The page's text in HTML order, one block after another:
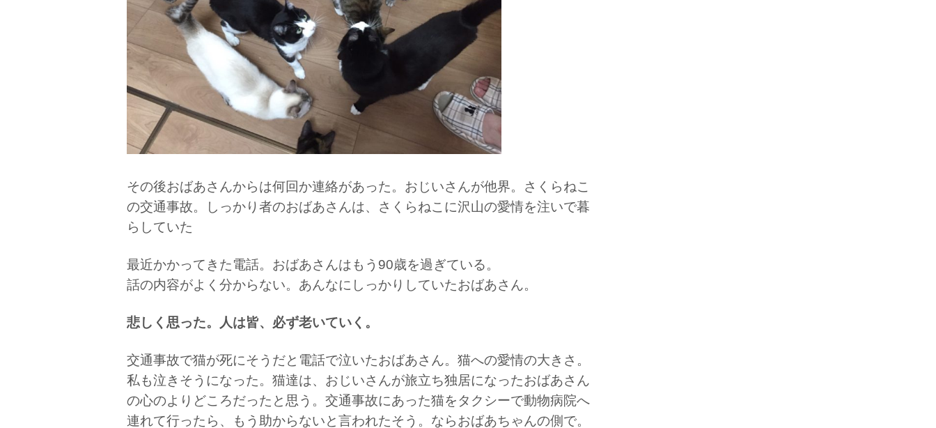
その後おばあさんからは何回か連絡があった。おじいさんが他界。さくらねこ
の交通事故。しっかり者のおばあさんは、さくらねこに沢山の愛情を注いで暮
らしていた
最近かかってきた電話。おばあさんはもう90歳を過ぎている。
話の内容がよく分からない。あんなにしっかりしていたおばあさん。
悲しく思った。人は皆、必ず老いていく。
交通事故で猫が死にそうだと電話で泣いたおばあさん。猫への愛情の大きさ。
私も泣きそうになった。猫達は、おじいさんが旅立ち独居になったおばあさん
の心のよりどころだったと思う。交通事故にあった猫をタクシーで動物病院へ
連れて行ったら、もう助からないと言われたそう。ならおばあちゃんの側で。